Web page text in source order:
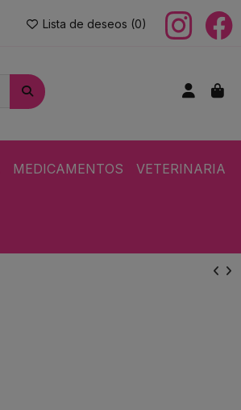
Lista de deseos (0)
MEDICAMENTOS VETERINARIA